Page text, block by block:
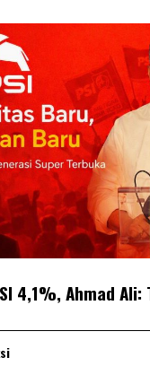
4,1%, Ahmad Ali: